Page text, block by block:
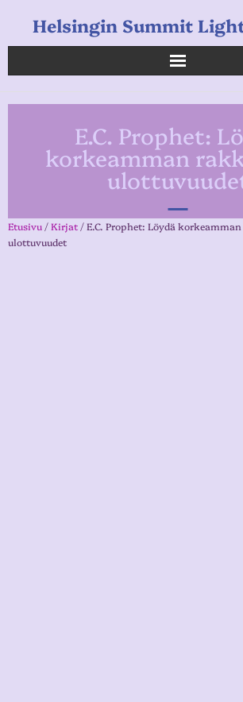
Helsingin Summit
OpetuksetE.C. Prophet:
korkeamman
Etusivu /Kirjat / E.C. Prophet: Löydä
ulottuvuudet